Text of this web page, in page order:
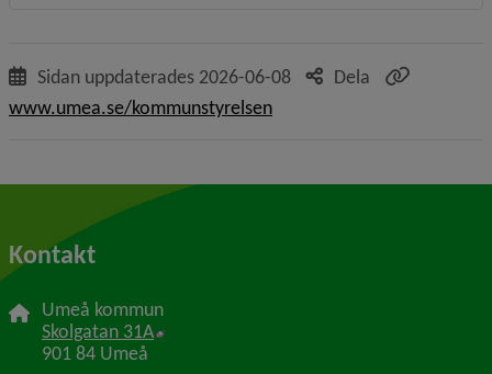
Sidan uppdaterades 2026-06-08
Dela
www.umea.se/kommunstyrelsen
Kontakt
Umeå kommun
Skolgatan 31A Länk till annan webbplats, öppnas i nytt
901 84 Umeå